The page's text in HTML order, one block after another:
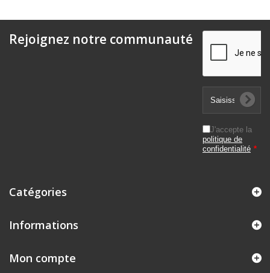
Rejoignez notre communauté
J'accepte la
politique de
confidentialité *
Catégories
Informations
Mon compte